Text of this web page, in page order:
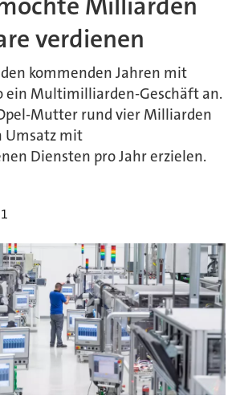
verdienen
kommenden Jahren mit
ein Multimilliarden-Geschäft an.
Mutter rund vier Milliarden
Umsatz mit
Diensten pro Jahr erzielen.